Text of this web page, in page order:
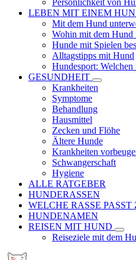
Persönlichkeit von
LEBEN MIT EINEM
Mit dem Hund
Wohin mit dem Hund
Hunde mit Spielen
Alltagstipps mit Hund
Hundesport: Welchen
GESUNDHEIT
Krankheiten
Symptome
Behandlung
Hausmittel
Zecken und Flöhe
Ältere Hunde
Krankheiten
Schwangerschaft
Hygiene
ALLE RATGEBER
HUNDERASSEN
WELCHE RASSE PASST
HUNDENAMEN
REISEN MIT HUND
Reiseziele mit dem